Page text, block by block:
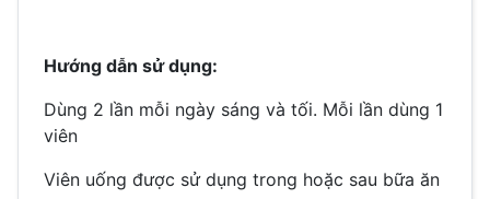
Hướng dẫn sử dụng:
Dùng 2 lần mỗi ngày sáng và tối. Mỗi lần dùng 1
viên
Viên uống được sử dụng trong hoặc sau bữa ăn